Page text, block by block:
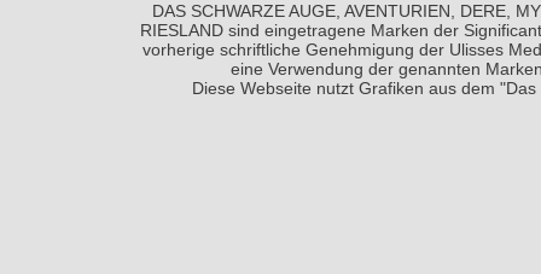
DAS SCHWARZE AUGE, AVENTURIEN, DERE,
RIESLAND sind eingetragene Marken der
vorherige schriftliche Genehmigung der Ulisses
eine Verwendung der genannten
Diese Webseite nutzt Grafiken aus dem